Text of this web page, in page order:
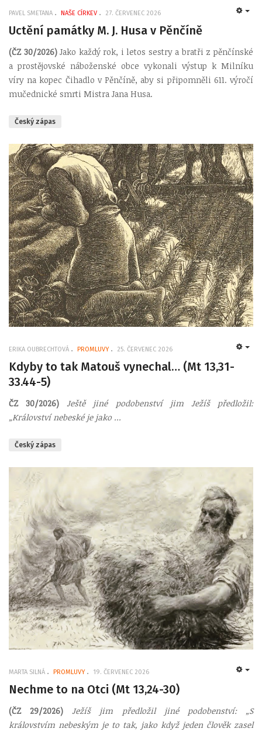
PAVEL SMETANA NAŠE CÍRKEV 27. ČERVENEC 2026
Uctění památky M. J. Husa v Pěnčíně
(ČZ 30/2026)Jako každý rok, i letos sestry a bratři z pěnčínské
a prostějovské náboženské obce vykonali výstup k Milníku
víry na kopec Čihadlo v Pěnčíně, aby si připomněli 611. výročí
mučednické smrti Mistra Jana Husa.
Český zápas
ERIKA OUBRECHTOVÁ PROMLUVY 25. ČERVENEC 2026
Kdyby to tak Matouš vynechal… (Mt 13,31-
33.44-5)
ČZ 30/2026)
Ještě jiné podobenství jim Ježíš předložil:
„Království nebeské je jako ...
Český zápas
MARTA SILNÁ PROMLUVY 19. ČERVENEC 2026
Nechme to na Otci (Mt 13,24-30)
(ČZ 29/2026)Ježíš jim předložil jiné podobenství: „S
královstvím nebeským je to tak, jako když jeden člověk zasel